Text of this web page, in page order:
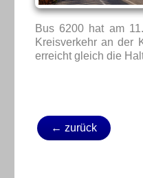
Bus 6200 hat am
Kreisverkehr an der
erreicht gleich die
← zurück